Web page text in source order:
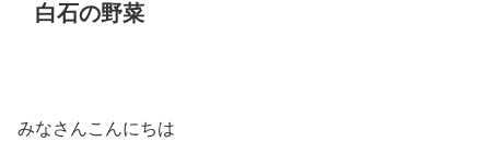
白石の野菜
みなさんこんにちは